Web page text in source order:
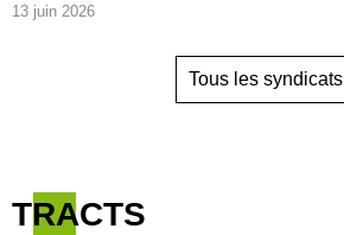
13 juin 2026
Tous les syndicats
TRACTS